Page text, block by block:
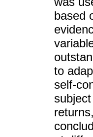
based
to
self-